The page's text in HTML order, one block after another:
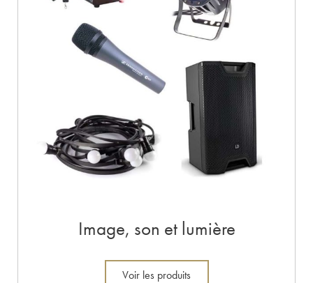
Image, son et lumière
Voir les produits